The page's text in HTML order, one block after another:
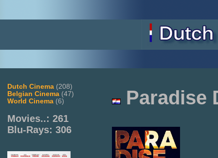
Dutch Cinema (208)
Belgian Cinema (47)
World Cinema (6)
Movies..: 261
Blu-Rays: 306
Paradise